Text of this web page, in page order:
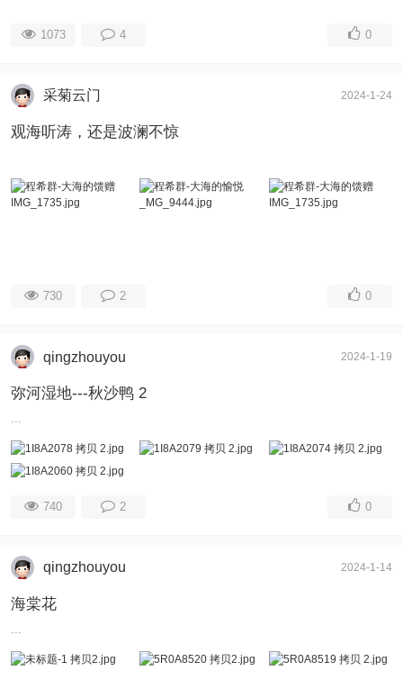
1073 4 0
采菊云门 2024-1-24
观海听涛，还是波澜不惊
730 2 0
qingzhouyou 2024-1-19
弥河湿地---秋沙鸭 2
740 2 0
qingzhouyou 2024-1-14
海棠花